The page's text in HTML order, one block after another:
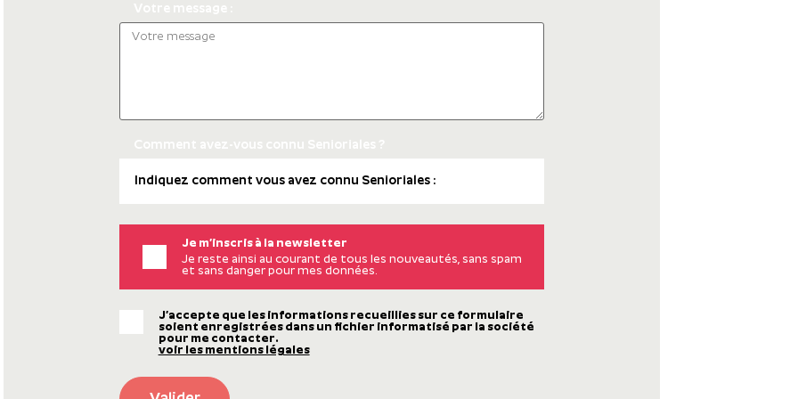
Je m’inscris à la newsletter
Je reste ainsi au courant de tous les nouveautés, sans spam
et sans danger pour mes données.
J’accepte que les informations recueillies sur ce formulaire
soient enregistrées dans un fichier informatisé par la société
pour me contacter.
voir les mentions légales